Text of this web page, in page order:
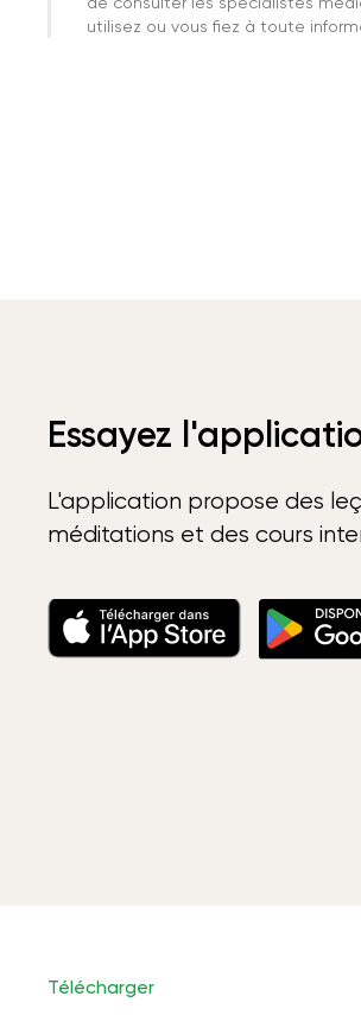
utilisez ou vous fiez à toute
Essayez
L'application propose des
méditations et des cours
Télécharger